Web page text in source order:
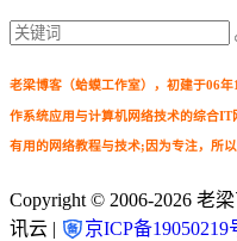
老梁博客（蛤蟆工作室），初建于06
作系统应用与计算机网络技术的综合
有用的网络教程与技术;因为专注，所
Copyright © 2006-2026 老梁
讯云 |
京ICP备19050219